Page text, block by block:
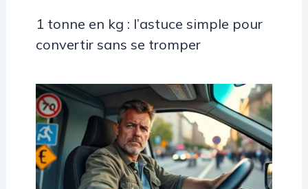
1 tonne en kg : l’astuce simple pour
convertir sans se tromper